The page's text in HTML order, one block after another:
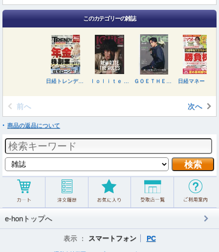
このカテゴリーの雑誌
日経トレンディ ２０２６年９月号
前へ 次へ
商品の返品について
e-honトップへ
表示 ： スマートフォン PC